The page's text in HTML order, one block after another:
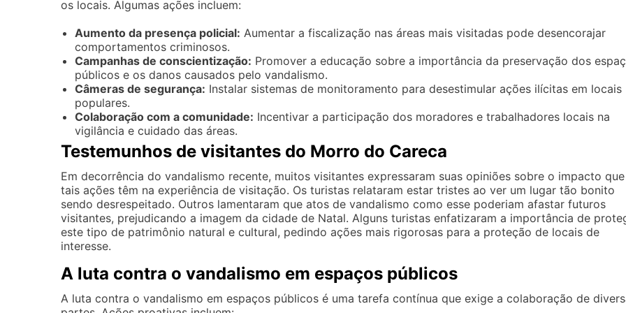
os locais. Algumas ações incluem:
Aumento da presença policial: Aumentar a fiscalização nas áreas mais visitadas pode desencorajar
comportamentos criminosos.
Campanhas de conscientização: Promover a educação sobre a importância da preservação dos
públicos e os danos causados pelo vandalismo.
Câmeras de segurança: Instalar sistemas de monitoramento para desestimular ações ilícitas em locais
populares.
Colaboração com a comunidade: Incentivar a participação dos moradores e trabalhadores locais na
vigilância e cuidado das áreas.
Testemunhos de visitantes do Morro do Careca
Em decorrência do vandalismo recente, muitos visitantes expressaram suas opiniões sobre o impacto que
tais ações têm na experiência de visitação. Os turistas relataram estar tristes ao ver um lugar tão bonito
sendo desrespeitado. Outros lamentaram que atos de vandalismo como esse poderiam afastar futuros
visitantes, prejudicando a imagem da cidade de Natal. Alguns turistas enfatizaram a importância de
este tipo de patrimônio natural e cultural, pedindo ações mais rigorosas para a proteção de locais de
interesse.
A luta contra o vandalismo em espaços públicos
A luta contra o vandalismo em espaços públicos é uma tarefa contínua que exige a colaboração de